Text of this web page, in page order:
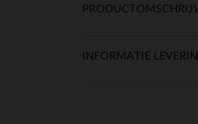
INFORMATIE